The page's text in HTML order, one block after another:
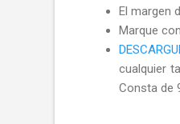
El margen
Marque
cualquier
Consta de